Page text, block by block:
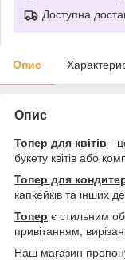
Доступна
Опис
Опис
Топер для квітів -
букету квітів або
Топер для
капкейків та інших
Топер є стильним
привітанням,
Наш магазин